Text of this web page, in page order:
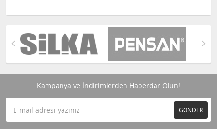
Kampanya ve İndirimlerden Haberdar Olun!
GÖNDER